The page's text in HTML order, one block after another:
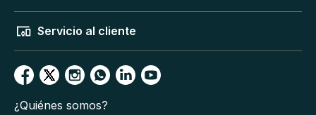
Servicio al cliente
¿Quiénes somos?